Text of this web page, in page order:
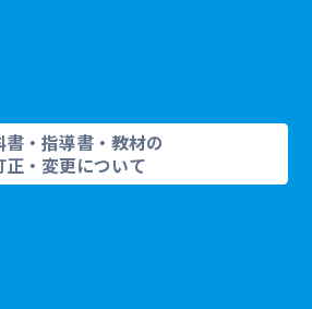
書・指導書・教材の
正・変更について